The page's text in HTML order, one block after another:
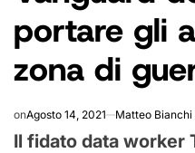
portare gli
zona di
onAgosto 14, 2021 Matteo Bianchi
Il fidato data worker